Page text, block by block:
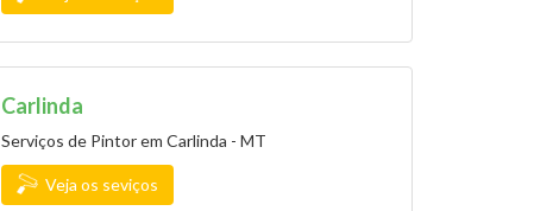
Carlinda
Serviços de Pintor em Carlinda - MT
Veja os seviços